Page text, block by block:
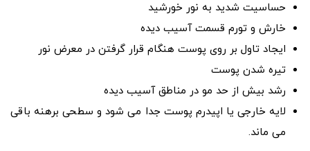
حساسیت شدید به نور خورشید
خارش و تورم قسمت آسیب دیده
ایجاد تاول بر روی پوست هنگام قرار گرفتن در معرض نور
تیره شدن پوست
رشد بیش از حد مو در مناطق آسیب دیده
لایه خارجی یا اپیدرم پوست جدا می شود و سطحی برهنه باقی
می ماند.